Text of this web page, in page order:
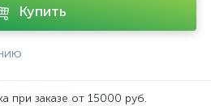
Купить
при заказе от 15000 руб.